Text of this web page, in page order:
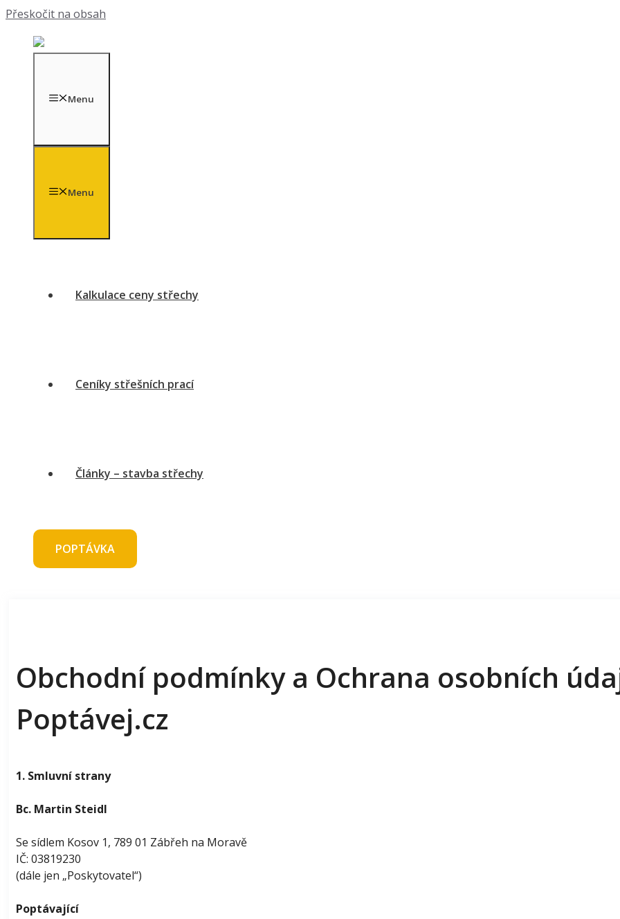
Přeskočit na obsah
Menu
Menu
Kalkulace ceny střechy
Ceníky střešních prací
Články – stavba střechy
POPTÁVKA
Obchodní podmínky a Ochrana osobních
Poptávej.cz
1. Smluvní strany
Bc. Martin Steidl
Se sídlem Kosov 1, 789 01 Zábřeh na Moravě
IČ: 03819230
(dále jen „Poskytovatel“)
Poptávající